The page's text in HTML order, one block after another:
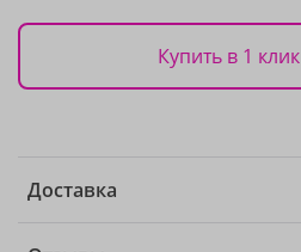
Купить в 1 клик
Доставка